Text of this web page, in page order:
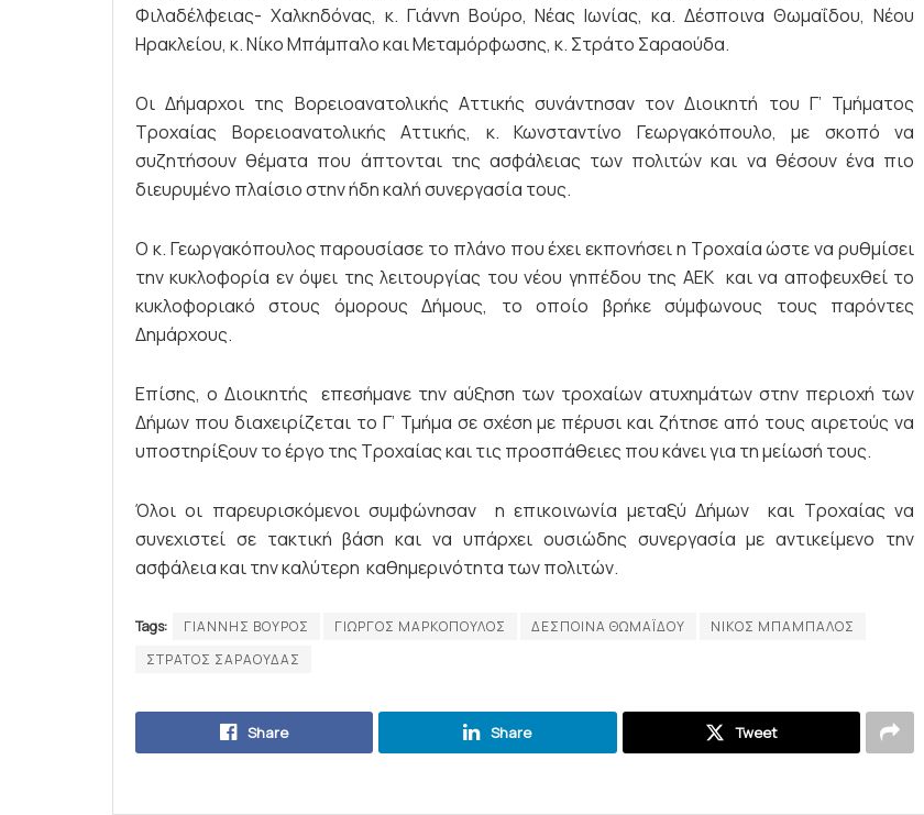
Φιλαδέλφειας- Χαλκηδόνας, κ. Γιάννη Βούρο, Νέας Ιωνίας, κα. Δέσποινα Θωμαΐδου, Νέου
Ηρακλείου, κ. Νίκο Μπάμπαλο και Μεταμόρφωσης, κ. Στράτο Σαραούδα.
Οι Δήμαρχοι της Βορειοανατολικής Αττικής συνάντησαν τον Διοικητή του Γ’ Τμήματος
Τροχαίας Βορειοανατολικής Αττικής, κ. Κωνσταντίνο Γεωργακόπουλο, με σκοπό να
συζητήσουν θέματα που άπτονται της ασφάλειας των πολιτών και να θέσουν ένα πιο
διευρυμένο πλαίσιο στην ήδη καλή συνεργασία τους.
Ο κ. Γεωργακόπουλος παρουσίασε το πλάνο που έχει εκπονήσει η Τροχαία ώστε να ρυθμίσει
την κυκλοφορία εν όψει της λειτουργίας του νέου γηπέδου της ΑΕΚ και να αποφευχθεί το
κυκλοφοριακό στους όμορους Δήμους, το οποίο βρήκε σύμφωνους τους παρόντες
Δημάρχους.
Επίσης, ο Διοικητής επεσήμανε την αύξηση των τροχαίων ατυχημάτων στην περιοχή των
Δήμων που διαχειρίζεται το Γ’ Τμήμα σε σχέση με πέρυσι και ζήτησε από τους αιρετούς να
υποστηρίξουν το έργο της Τροχαίας και τις προσπάθειες που κάνει για τη μείωσή τους.
Όλοι οι παρευρισκόμενοι συμφώνησαν η επικοινωνία μεταξύ Δήμων και Τροχαίας να
συνεχιστεί σε τακτική βάση και να υπάρχει ουσιώδης συνεργασία με αντικείμενο την
ασφάλεια και την καλύτερη καθημερινότητα των πολιτών.
Tags: ΓΙΑΝΝΗΣ ΒΟΥΡΟΣ ΓΙΩΡΓΟΣ ΜΑΡΚΟΠΟΥΛΟΣ ΔΕΣΠΟΙΝΑ ΘΩΜΑΪΔΟΥ
ΝΙΚΟΣ ΜΠΑΜΠΑΛΟΣ
ΣΤΡΑΤΟΣ ΣΑΡΑΟΥΔΑΣ
Share Share Tweet